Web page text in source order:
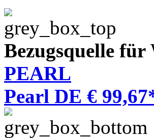
Bezugsquelle für
PEARL
Pearl DE €